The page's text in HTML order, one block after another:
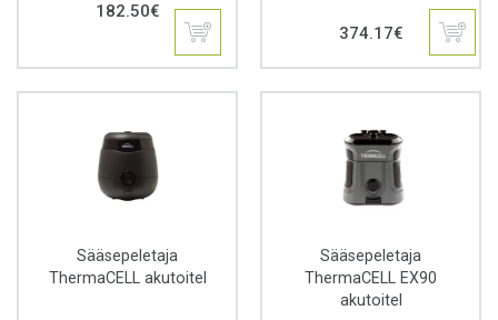
182.50€
374.17€
Sääsepeletaja
ThermaCELL akutoitel
Sääsepeletaja
ThermaCELL EX90
akutoitel